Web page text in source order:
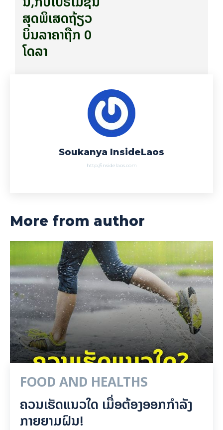
ສຸດພິເສດຖ້ຽວ
ບິນລາຄາຖືກ 0
ໂດລາ
Soukanya InsideLaos
http://insidelaos.com
More from author
FOOD AND HEALTHS
ຄວນເຮັດແນວໃດ ເມື່ອຕ້ອງອອກກຳລັງ
ກາຍຍາມຝົນ!